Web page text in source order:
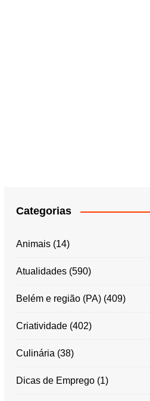
Categorias
Animais(14)
Atualidades(590)
Belém e região (PA)(409)
Criatividade(402)
Culinária (38)
Dicas de Emprego(1)